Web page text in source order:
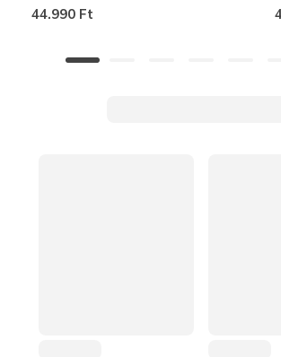
44.990 Ft